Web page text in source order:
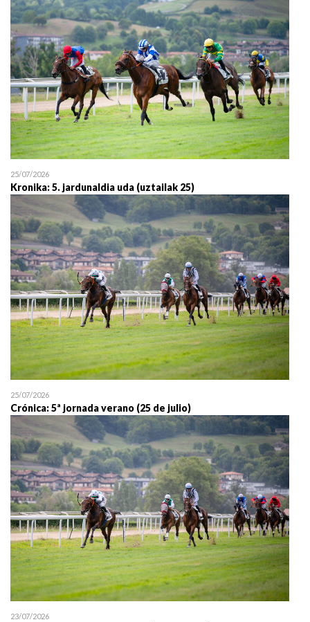
25/07/2026
Kronika: 5. jardunaldia uda (uztailak 25)
25/07/2026
Crónica: 5ª jornada verano (25 de julio)
23/07/2026